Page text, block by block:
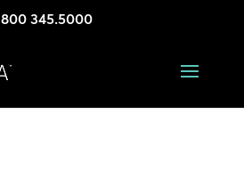
800 345.5000